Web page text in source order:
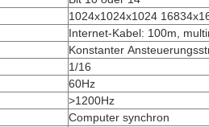
1024x1024x1024
Internet-Kabel: 100m,
Konstanter
1/16
60Hz
>1200Hz
Computer synchron